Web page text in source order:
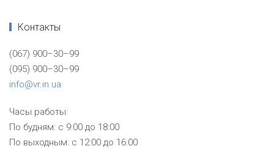
Контакты
(067) 900–30–99
(095) 900–30–99
info@vr.in.ua
Часы работы:
По будням: с 9:00 до 18:00
По выходным: с 12:00 до 16:00